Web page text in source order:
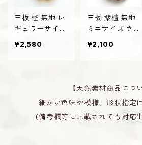
三板 樫 無地 レ
ギュラーサイズ
イサー
¥2,580
三板 紫檀 無地
ミニサイズ さ
サー
¥2,100
【天然素材商品につ
細かい色味や模様、形状指定
(備考欄等に記載されても対応